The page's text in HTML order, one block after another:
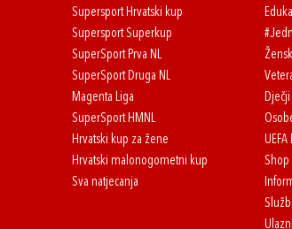
Supersport Hrvatski kup
Supersport Superkup
SuperSport Prva NL
SuperSport Druga NL
Magenta Liga
SuperSport HMNL
Hrvatski kup za žene
Hrvatski malonogometni kup
Sva natjecanja
Shop